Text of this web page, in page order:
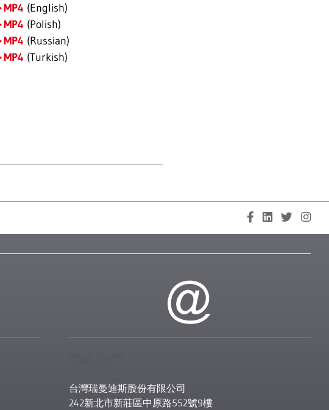
MP4 (English)
MP4 (Polish)
MP4 (Russian)
MP4 (Turkish)
台灣瑞曼迪斯股份有限公司
242新北市新莊區中原路552號9樓